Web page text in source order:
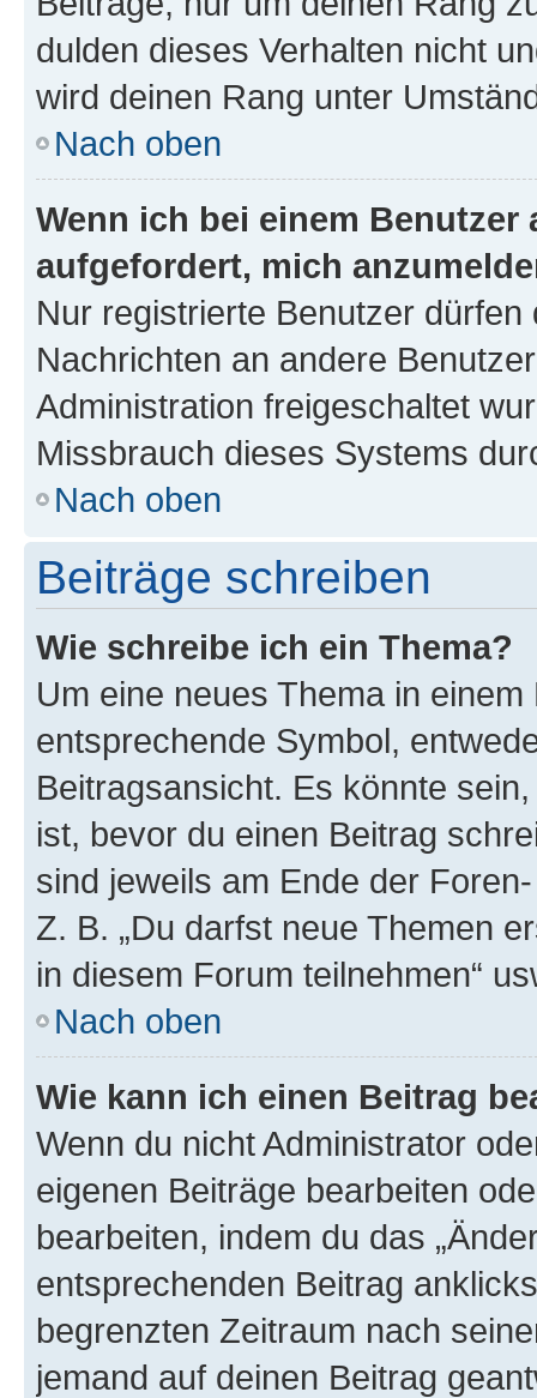
dulden dieses Verhalten nicht
wird deinen Rang unter
Nach oben
Wenn ich bei einem
aufgefordert, mich
Nur registrierte Benutzer
Nachrichten an andere
Administration freigeschaltet
Missbrauch dieses Systems
Nach oben
Beiträge schreiben
Wie schreibe ich ein Thema?
Um eine neues Thema in
entsprechende Symbol,
Beitragsansicht. Es könnte
ist, bevor du einen Beitrag
sind jeweils am Ende der
Z. B. „Du darfst neue Themen
in diesem Forum teilnehmen“
Nach oben
Wie kann ich einen Beitrag
Wenn du nicht Administrator
eigenen Beiträge bearbeiten
bearbeiten, indem du das
entsprechenden Beitrag
begrenzten Zeitraum nach
jemand auf deinen Beitrag